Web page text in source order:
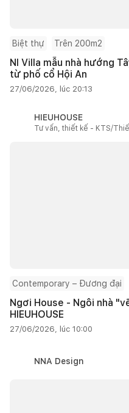
Biệt thự Trên 200m2
NI Villa mẫu nhà hướng
từ phố cổ Hội An
27/06/2026, lúc 20:13
HIEUHOUSE
Tư vấn, thiết kế - KTS/
Contemporary – Đương đại
Ngơi House - Ngôi nhà
HIEUHOUSE
27/06/2026, lúc 10:00
NNA Design